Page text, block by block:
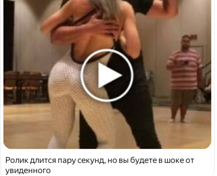
Ролик длится пару секунд, но вы будете в шоке от
увиденного